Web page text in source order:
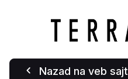
Nazad na veb sajt